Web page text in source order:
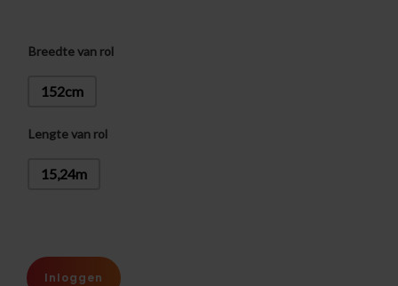
Breedte van rol
152cm
Lengte van rol
15,24m
Inloggen